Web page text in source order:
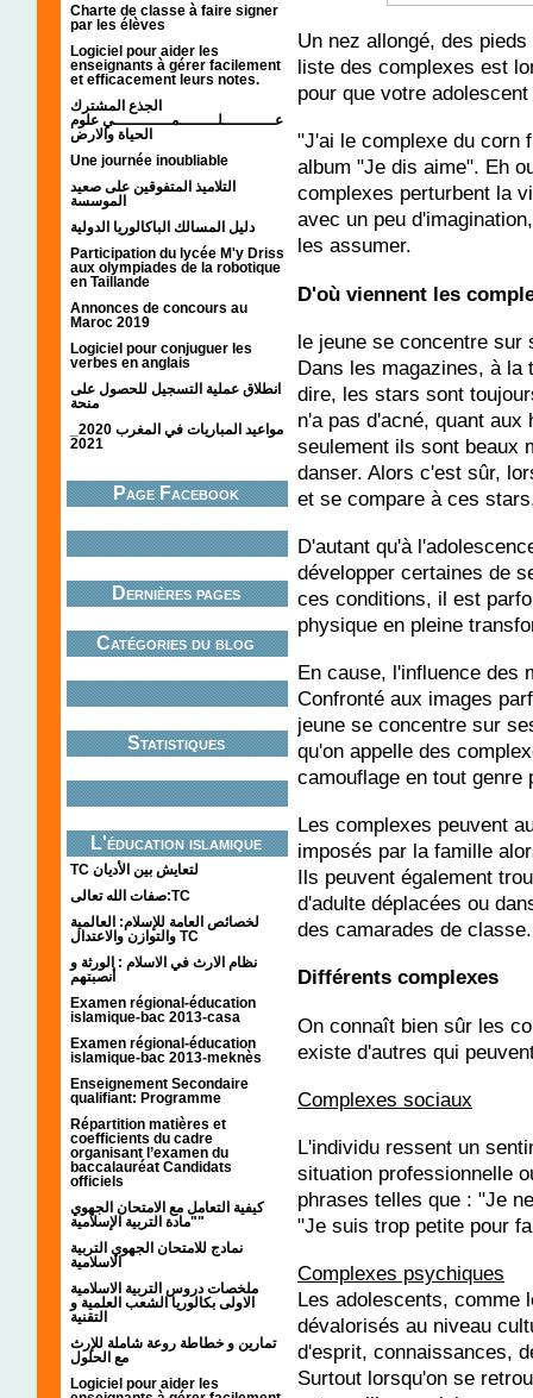
Charte de classe à faire signer
par les élèves
Logiciel pour aider les
enseignants à gérer facilement
et efficacement leurs notes.
الجذع المشترك
عـــــــــــلــــــــمــــــــــــي علوم
الحياة والارض
Une journée inoubliable
التلاميذ المتفوقين على صعيد
الموسسة
دليل المسالك الباكالوريا الدولية
Participation du lycée M'y Driss
aux olympiades de la robotique
en Taillande
Annonces de concours au
Maroc 2019
Logiciel pour conjuguer les
verbes en anglais
انطلاق عملية التسجيل للحصول على
منحة
2021
Page Facebook
Dernières pages
Catégories du blog
Statistiques
L'éducation islamique
TC لتعايش بين الأديان
صفات الله تعالى:TC
لخصائص العامة للإسلام: العالمية
والتوازن والاعتدال TC
نظام الارث في الاسلام : الورثة و
أنصبتهم
Examen régional-éducation
islamique-bac 2013-casa
Examen régional-éducation
islamique-bac 2013-meknès
Enseignement Secondaire
qualifiant: Programme
Répartition matières et
coefficients du cadre
organisant l’examen du
baccalauréat Candidats
officiels
كيفية التعامل مع الامتحان الجهوي
"مادة التربية الإسلامية"
نمادج للامتحان الجهوي التربية
الاسلامية
ملخصات دروس التربية الاسلامية
الاولى بكالوريا الشعب العلمية و
التقنية
تمارين و خطاطة روعة شاملة للإرث
مع الحلول
Logiciel pour aider les
Un nez allongé, des
liste des complexes est
pour que votre
"J'ai le complexe du corn
album "Je dis aime". Eh
complexes perturbent la
avec un peu
les assumer.
D'où viennent les
le jeune se concentre sur
Dans les magazines, à la
dire, les stars sont
n'a pas d'acné, quant
seulement ils sont beaux
danser. Alors c'est sûr,
et se compare à ces
D'autant qu'à
développer certaines de
ces conditions, il est
physique en pleine
En cause, l'influence des
Confronté aux images
jeune se concentre sur
qu'on appelle des
camouflage en tout genre
Les complexes peuvent
imposés par la famille
Ils peuvent également
d'adulte déplacées ou
des camarades de classe.
Différents complexes
On connaît bien sûr les
existe d'autres qui
Complexes sociaux
L'individu ressent un
situation professionnelle
phrases telles que : "Je
"Je suis trop petite pour
Complexes psychiques
Les adolescents, comme
dévalorisés au niveau
d'esprit, connaissances,
Surtout lorsqu'on se